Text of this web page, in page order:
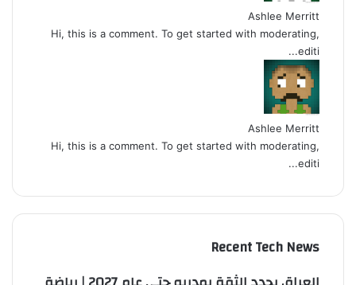
Ashlee Merritt
Hi, this is a comment. To get started with moderating,
editi...
Ashlee Merritt
Hi, this is a comment. To get started with moderating,
editi...
Recent Tech News